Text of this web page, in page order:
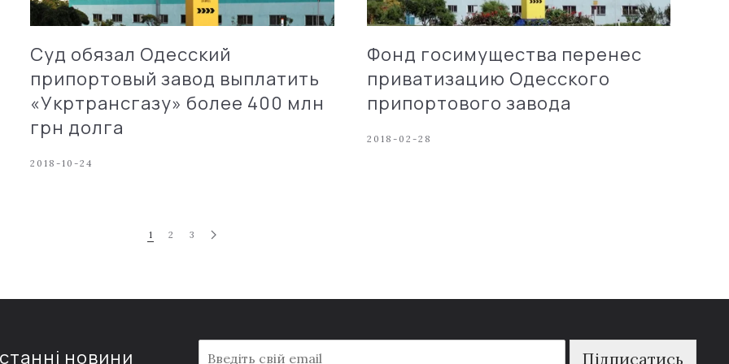
Суд обязал Одесский
припортовый завод выплатить
«Укртрансгазу» более 400 млн
грн долга
2018-10-24
Фонд госимущества перенес
приватизацию Одесского
припортового завода
2018-02-28
1 2 3
новини Підписатись